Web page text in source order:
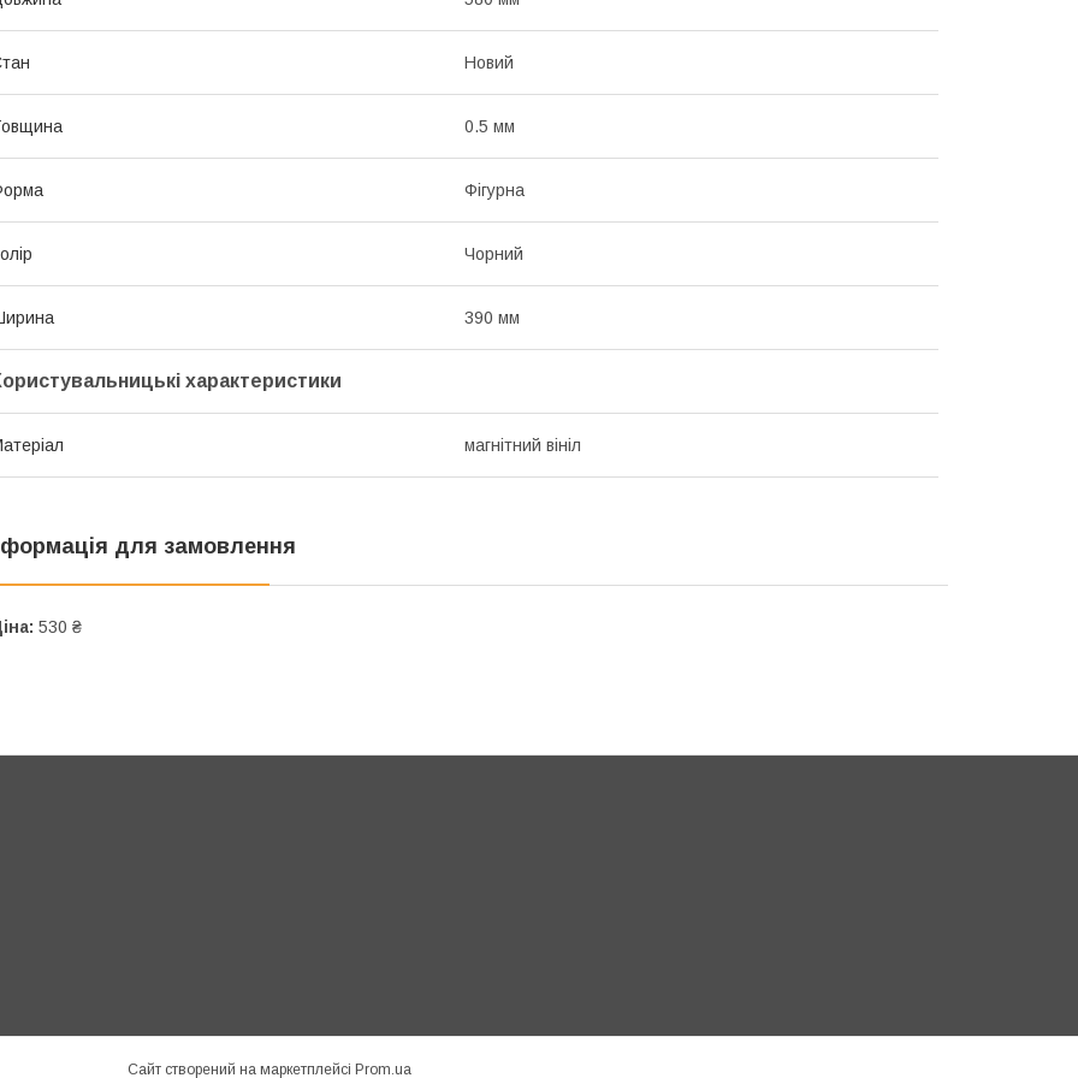
Новий
0.5 мм
Фігурна
Чорний
390 мм
характеристики
магнітний вініл
для замовлення
530 ₴
Сайт створений на маркетплейсі Prom.ua